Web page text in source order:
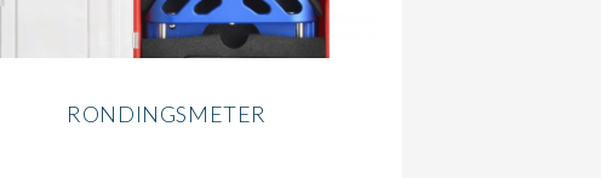
RONDINGSMETER